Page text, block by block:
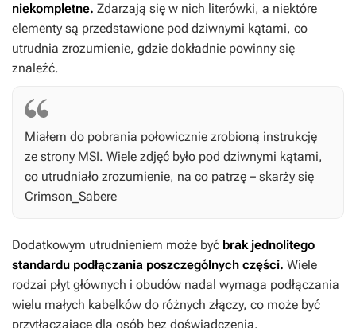
niekompletne. Zdarzają się w nich literówki, a niektóre
elementy są przedstawione pod dziwnymi kątami, co
utrudnia zrozumienie, gdzie dokładnie powinny się
znaleźć.
Miałem do pobrania połowicznie zrobioną instrukcję
ze strony MSI. Wiele zdjęć było pod dziwnymi kątami,
co utrudniało zrozumienie, na co patrzę – skarży się
Crimson_Sabere
Dodatkowym utrudnieniem może być brak jednolitego
standardu podłączania poszczególnych części. Wiele
rodzai płyt głównych i obudów nadal wymaga podłączania
wielu małych kabelków do różnych złączy, co może być
przytłaczające dla osób bez doświadczenia.